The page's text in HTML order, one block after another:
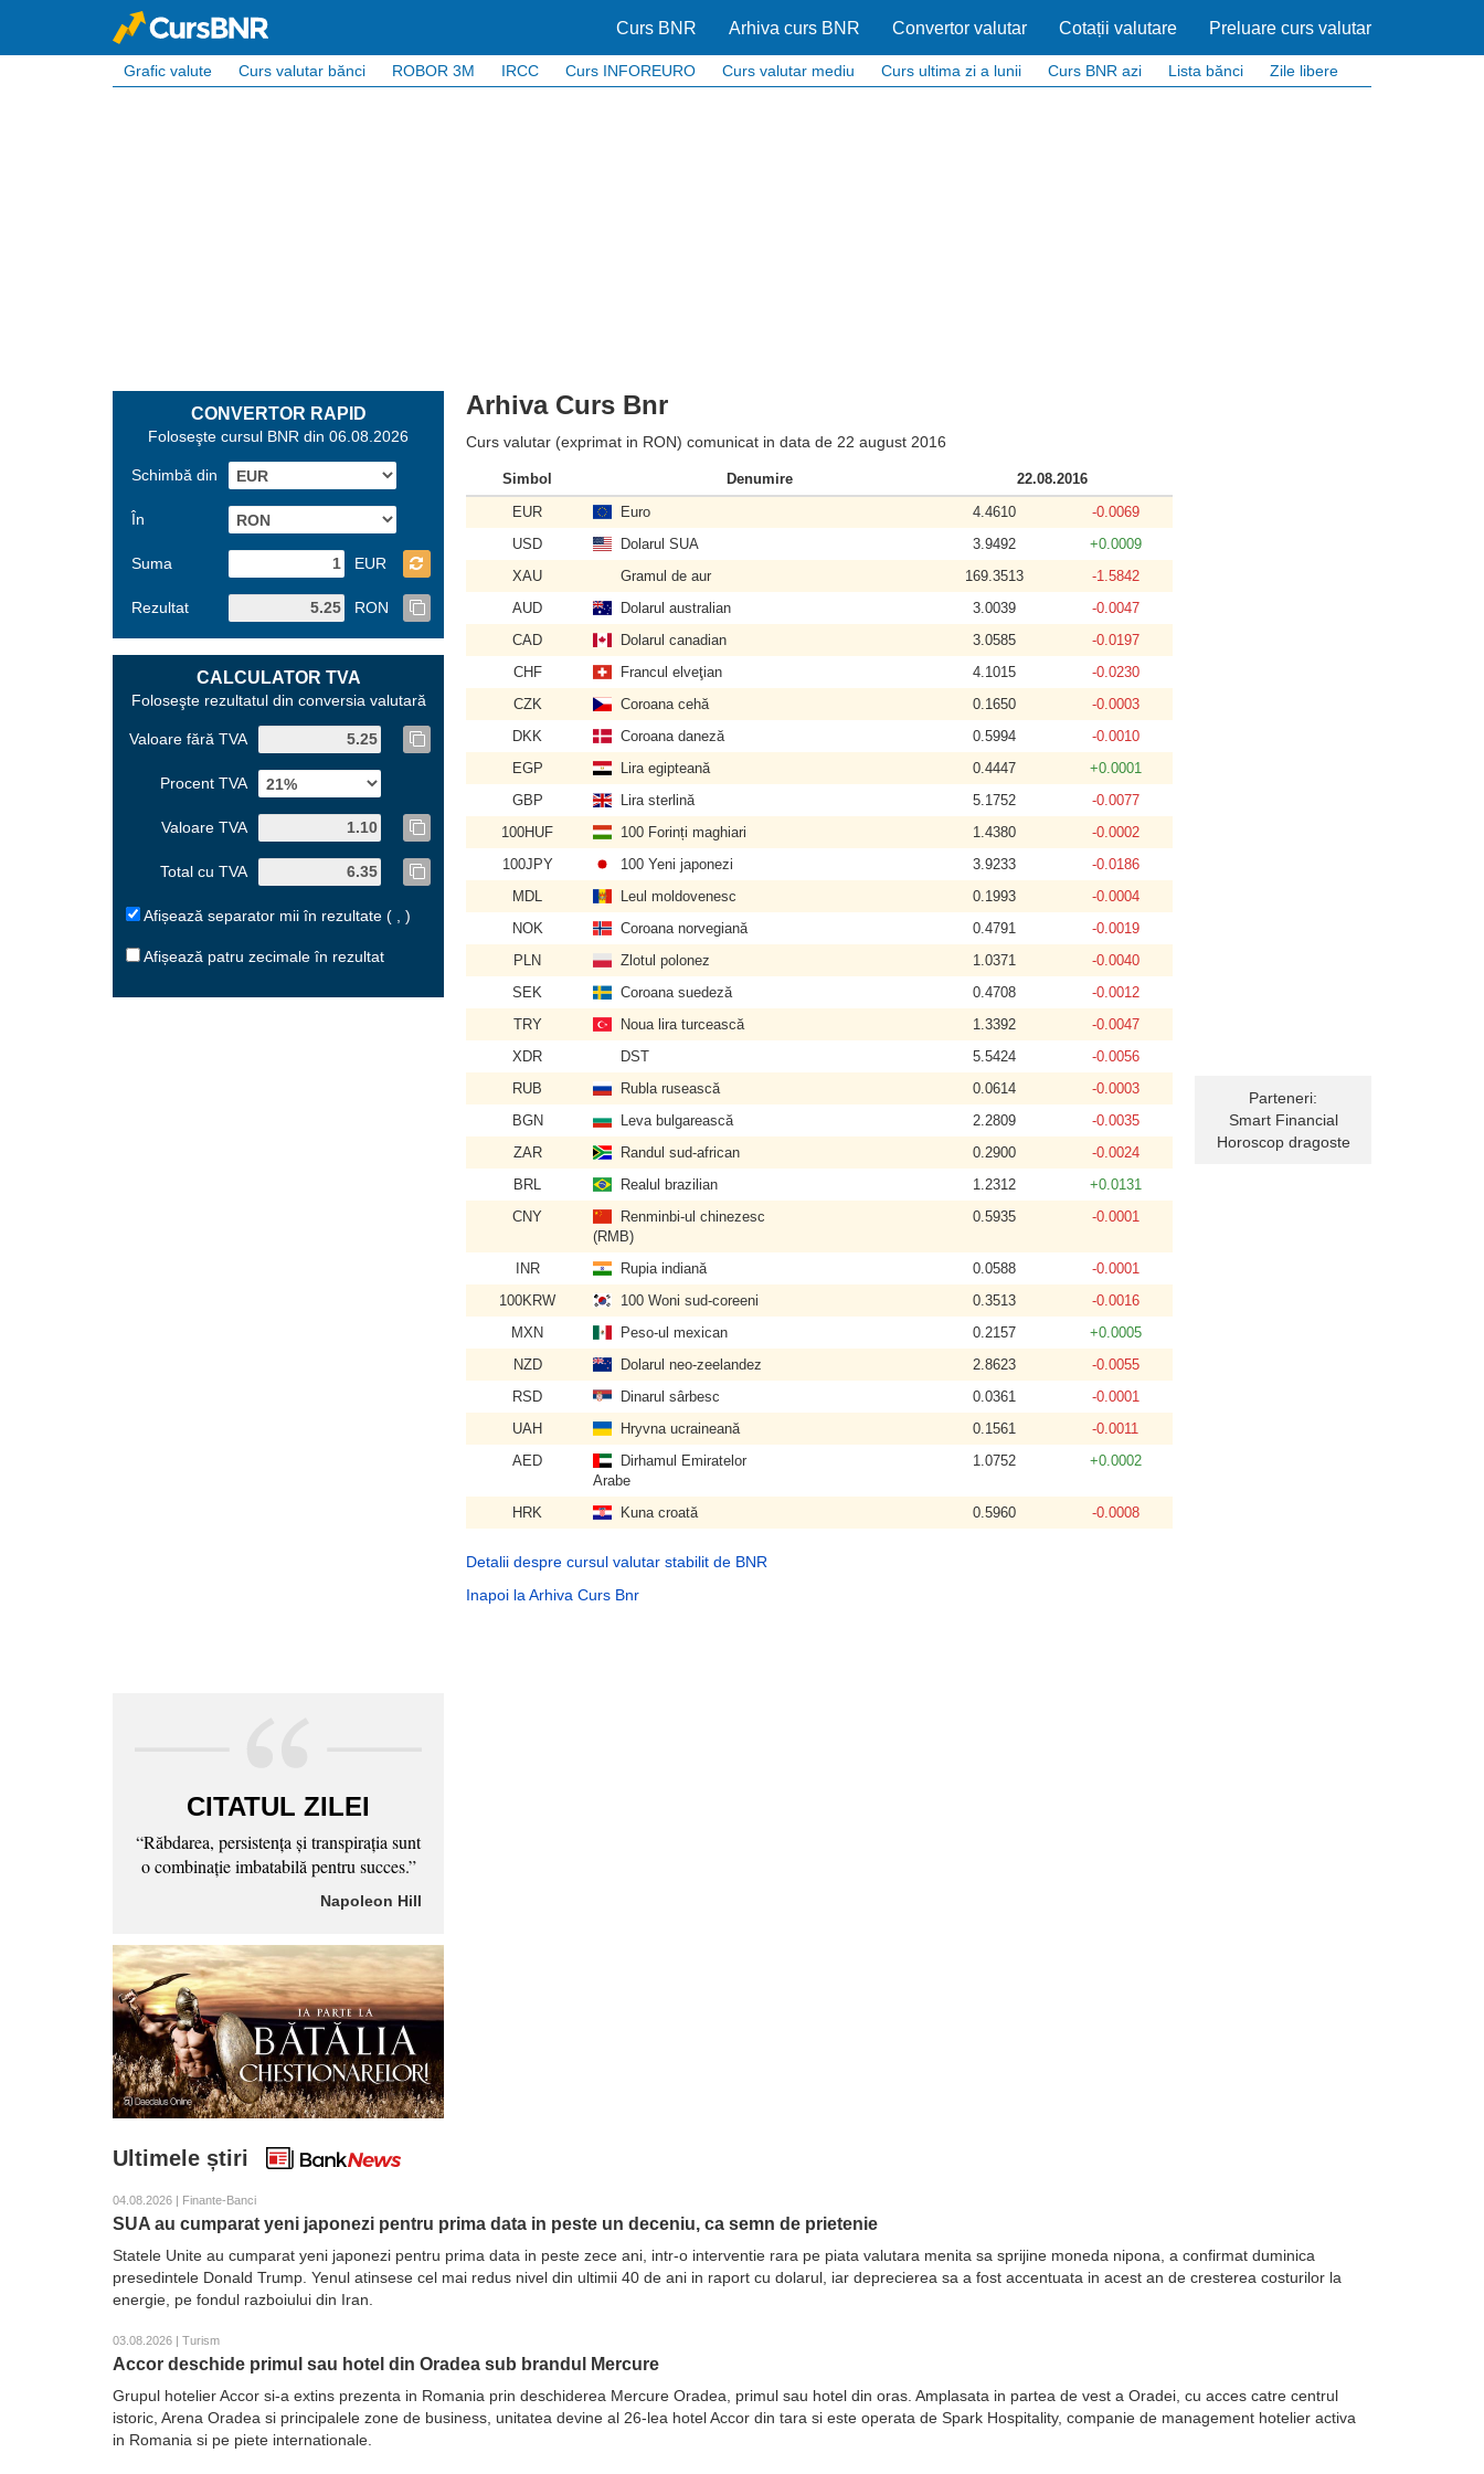
Curs BNR Arhiva curs BNR Convertor valutar Cotații valutare Preluare curs valutar
Grafic valute Curs valutar bănci ROBOR 3M IRCC Curs INFOREURO Curs valutar mediu Curs ultima zi a lunii Curs BNR azi Lista bănci Zile libere
CONVERTOR RAPID
Foloseşte cursul BNR din 06.08.2026
Schimbă din
În
Suma EUR
Rezultat RON
CALCULATOR TVA
Foloseşte rezultatul din conversia valutară
Valoare fără TVA
Procent TVA
Valoare TVA
Total cu TVA
Afișează separator mii în rezultate ( , )
Afișează patru zecimale în rezultat
CITATUL ZILEI
“Răbdarea, persistenţa şi transpiraţia sunt
o combinaţie imbatabilă pentru succes.”
Napoleon Hill
Arhiva Curs Bnr
Curs valutar (exprimat in RON) comunicat in data de 22 august 2016
Simbol Denumire
22.08.2016
EUR
Euro 4.4610
-0.0069
USD
Dolarul SUA 3.9492
+0.0009
XAU
Gramul de aur 169.3513
-1.5842
AUD
Dolarul australian 3.0039
-0.0047
CAD
Dolarul canadian 3.0585
-0.0197
CHF
Francul elveţian 4.1015
-0.0230
CZK
Coroana cehă 0.1650
-0.0003
DKK
Coroana daneză 0.5994
-0.0010
EGP
Lira egipteană 0.4447
+0.0001
GBP
Lira sterlină 5.1752
-0.0077
100HUF
100 Forinți maghiari 1.4380
-0.0002
100JPY
100 Yeni japonezi 3.9233
-0.0186
MDL
Leul moldovenesc 0.1993
-0.0004
NOK
Coroana norvegiană 0.4791
-0.0019
PLN
Zlotul polonez 1.0371
-0.0040
SEK
Coroana suedeză 0.4708
-0.0012
TRY
Noua lira turcească 1.3392
-0.0047
XDR
DST 5.5424
-0.0056
RUB
Rubla rusească 0.0614
-0.0003
BGN
Leva bulgarească 2.2809
-0.0035
ZAR
Randul sud-african 0.2900
-0.0024
BRL
Realul brazilian 1.2312
+0.0131
CNY
Renminbi-ul chinezesc
(RMB)
0.5935 -0.0001
INR Rupia indiană 0.0588
-0.0001
100KRW
100 Woni sud-coreeni 0.3513
-0.0016
MXN
Peso-ul mexican 0.2157
+0.0005
NZD
Dolarul neo-zeelandez 2.8623
-0.0055
RSD
Dinarul sârbesc 0.0361
-0.0001
UAH
Hryvna ucraineană 0.1561
-0.0011
AED
Dirhamul Emiratelor
Arabe
1.0752 +0.0002
HRK Kuna croată 0.5960 -0.0008
Detalii despre cursul valutar stabilit de BNR
Inapoi la Arhiva Curs Bnr
Parteneri:
Smart Financial
Horoscop dragoste
Ultimele știri
04.08.2026 | Finante-Banci
SUA au cumparat yeni japonezi pentru prima data in peste un deceniu, ca semn de prietenie
Statele Unite au cumparat yeni japonezi pentru prima data in peste zece ani, intr-o interventie rara pe piata valutara menita sa sprijine moneda nipona, a confirmat duminica
presedintele Donald Trump. Yenul atinsese cel mai redus nivel din ultimii 40 de ani in raport cu dolarul, iar deprecierea sa a fost accentuata in acest an de cresterea costurilor la
energie, pe fondul razboiului din Iran.
03.08.2026 | Turism
Accor deschide primul sau hotel din Oradea sub brandul Mercure
Grupul hotelier Accor si-a extins prezenta in Romania prin deschiderea Mercure Oradea, primul sau hotel din oras. Amplasata in partea de vest a Oradei, cu acces catre centrul
istoric, Arena Oradea si principalele zone de business, unitatea devine al 26-lea hotel Accor din tara si este operata de Spark Hospitality, companie de management hotelier activa
in Romania si pe piete internationale.